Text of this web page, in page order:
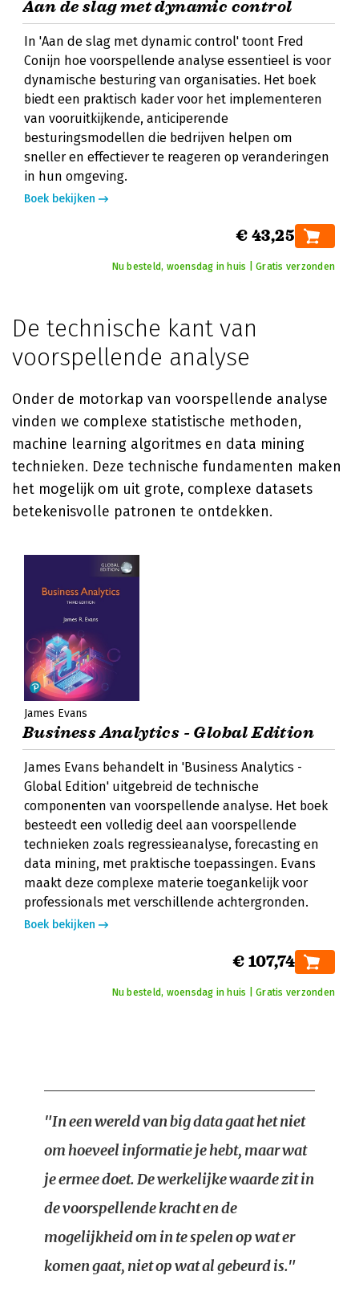
Aan de slag met dynamic control
In 'Aan de slag met dynamic control' toont Fred
Conijn hoe voorspellende analyse essentieel is voor
dynamische besturing van organisaties. Het boek
biedt een praktisch kader voor het implementeren
van vooruitkijkende, anticiperende
besturingsmodellen die bedrijven helpen om
sneller en effectiever te reageren op veranderingen
in hun omgeving.
Boek bekijken
€ 43,25
Nu besteld, woensdag in huis | Gratis verzonden
De technische kant van
voorspellende analyse
Onder de motorkap van voorspellende analyse
vinden we complexe statistische methoden,
machine learning algoritmes en data mining
technieken. Deze technische fundamenten maken
het mogelijk om uit grote, complexe datasets
betekenisvolle patronen te ontdekken.
James Evans
Business Analytics - Global Edition
James Evans behandelt in 'Business Analytics -
Global Edition' uitgebreid de technische
componenten van voorspellende analyse. Het boek
besteedt een volledig deel aan voorspellende
technieken zoals regressieanalyse, forecasting en
data mining, met praktische toepassingen. Evans
maakt deze complexe materie toegankelijk voor
professionals met verschillende achtergronden.
Boek bekijken
€ 107,74
Nu besteld, woensdag in huis | Gratis verzonden
"In een wereld van big data gaat het niet
om hoeveel informatie je hebt, maar wat
je ermee doet. De werkelijke waarde zit in
de voorspellende kracht en de
mogelijkheid om in te spelen op wat er
komen gaat, niet op wat al gebeurd is."